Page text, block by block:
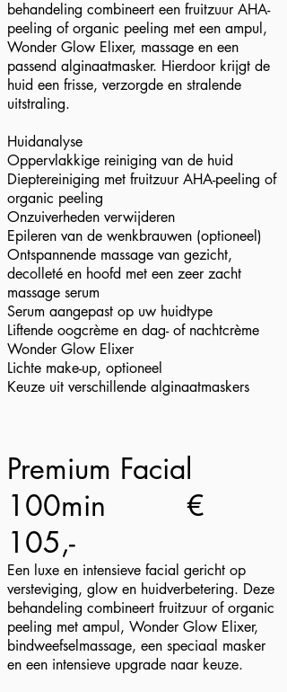
behandeling combineert een fruitzuur AHA-
peeling of organic peeling met een ampul,
Wonder Glow Elixer, massage en een
passend alginaatmasker. Hierdoor krijgt de
huid een frisse, verzorgde en stralende
uitstraling.
Huidanalyse
Oppervlakkige reiniging van de huid
Dieptereiniging met fruitzuur AHA-peeling of
organic peeling
Onzuiverheden verwijderen
Epileren van de wenkbrauwen (optioneel)
Ontspannende massage van gezicht,
decolleté en hoofd met een zeer zacht
massage serum
Serum aangepast op uw huidtype
Liftende oogcrème en dag- of nachtcrème
Wonder Glow Elixer
Lichte make-up, optioneel
Keuze uit verschillende alginaatmaskers
Premium Facial
100min
€
105,-
Een luxe en intensieve facial gericht op
versteviging, glow en huidverbetering. Deze
behandeling combineert fruitzuur of organic
peeling met ampul, Wonder Glow Elixer,
bindweefselmassage, een speciaal masker
en een intensieve upgrade naar keuze.​